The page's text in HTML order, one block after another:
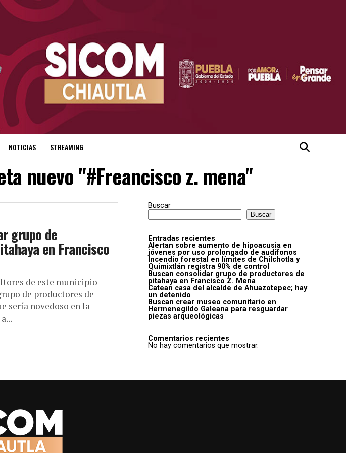
NOTICIAS STREAMING
nuevo "#Freancisco z. mena"
grupo de
en Francisco
de este municipio
de productores de
sería novedoso en la
Buscar
Buscar
Entradas recientes
Alertan sobre aumento de hipoacusia en
jóvenes por uso prolongado de audífonos
Incendio forestal en límites de Chilchotla y
Quimixtlán registra 90% de control
Buscan consolidar grupo de productores de
pitahaya en Francisco Z. Mena
Catean casa del alcalde de Ahuazotepec; hay
un detenido
Buscan crear museo comunitario en
Hermenegildo Galeana para resguardar
piezas arqueológicas
Comentarios recientes
No hay comentarios que mostrar.